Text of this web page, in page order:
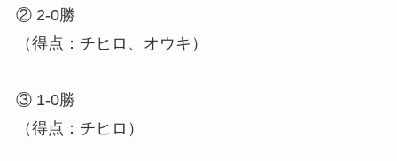
② 2-0勝
（得点：チヒロ、オウキ）
③ 1-0勝
（得点：チヒロ）